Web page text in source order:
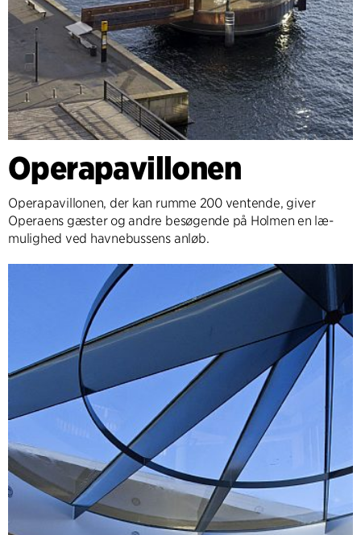
Operapavillonen
Operapavillonen, der kan rumme 200 ventende, giver
Operaens gæster og andre besøgende på Holmen en læ-
mulighed ved havnebussens anløb.